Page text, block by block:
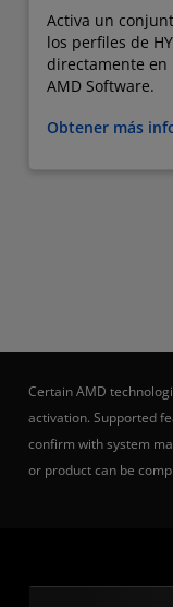
Activa un
los perfiles de
directamente en
AMD Software.
Obtener más
Certain AMD
activation. Supported
confirm with system
or product can be